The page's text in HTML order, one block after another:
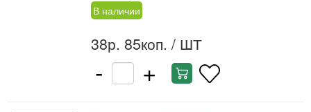
В наличии
38р. 85коп. / ШТ
- +